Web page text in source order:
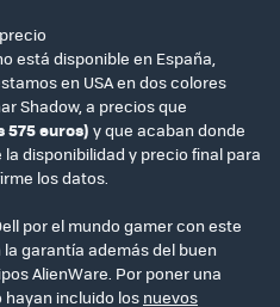
está disponible en España,
en USA en dos colores
Shadow, a precios que
575 euros) y que acaban donde
disponibilidad y precio final para
los datos.
por el mundo gamer con este
garantía además del buen
AlienWare. Por poner una
hayan incluido los nuevos